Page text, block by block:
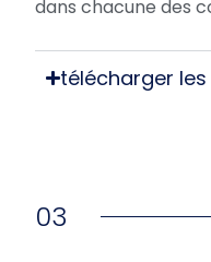
dans chacune des
télécharger les
03